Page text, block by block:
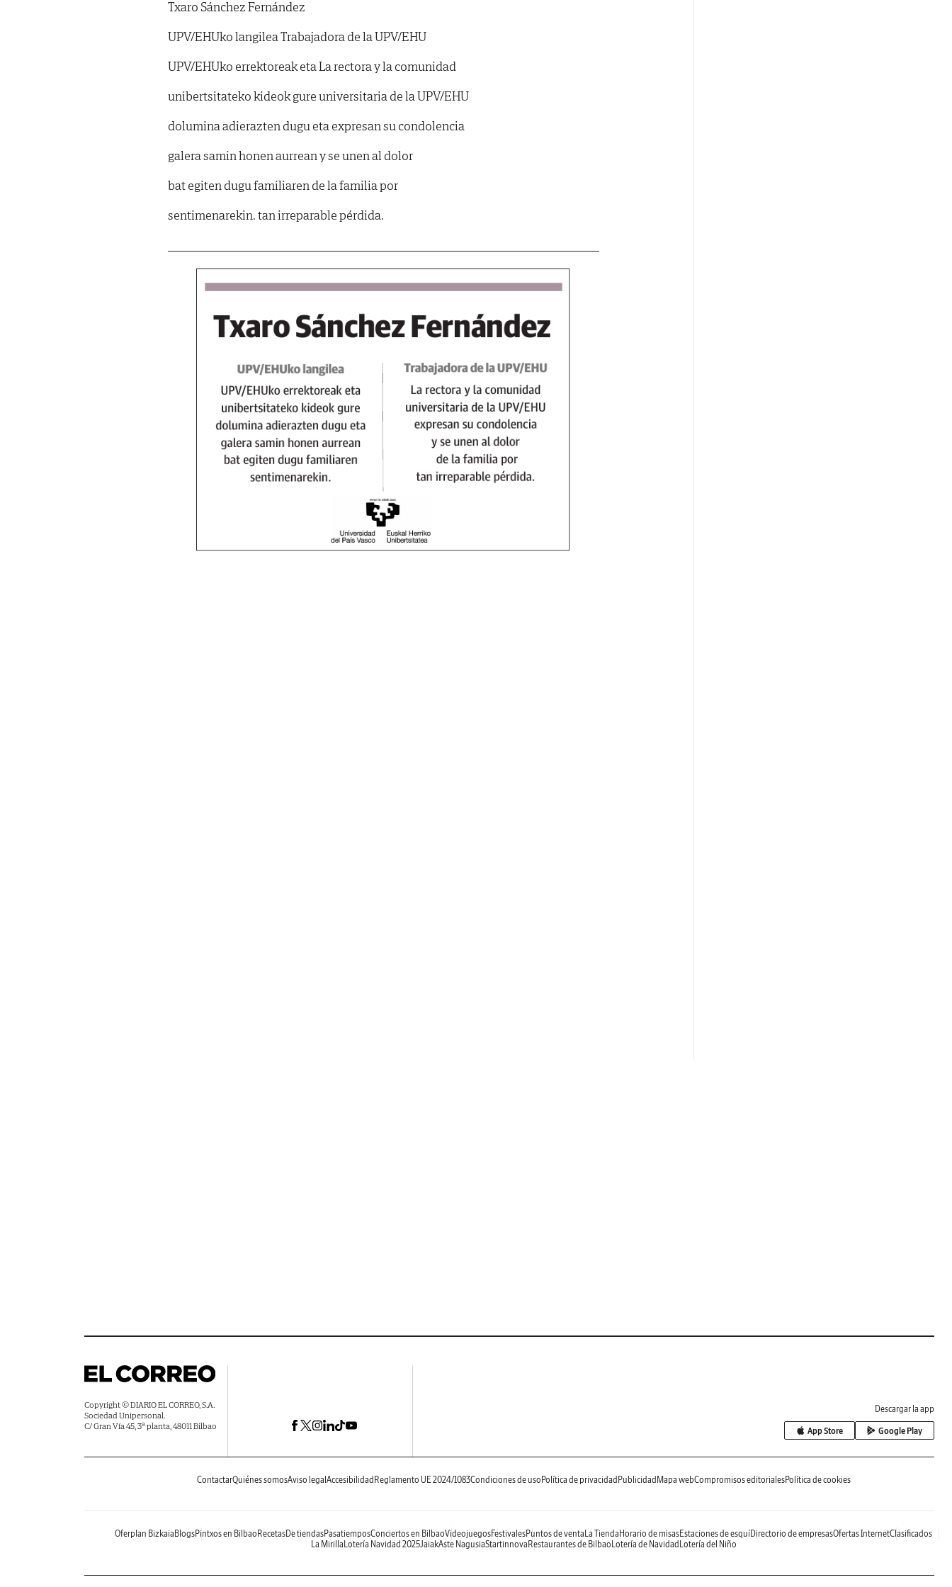
Txaro Sánchez Fernández
UPV/EHUko langilea Trabajadora de la UPV/EHU
UPV/EHUko errektoreak eta La rectora y la comunidad
unibertsitateko kideok gure universitaria de la UPV/EHU
dolumina adierazten dugu eta expresan su condolencia
galera samin honen aurrean y se unen al dolor
bat egiten dugu familiaren de la familia por
sentimenarekin. tan irreparable pérdida.
Copyright © DIARIO EL CORREO, S.A.
Sociedad Unipersonal.
C/ Gran Vía 45, 3ª planta, 48011 Bilbao
Descargar la app
App Store Google Play
ContactarQuiénes somosAviso legal Accesibilidad Reglamento UE 2024/1083Condiciones de uso Política de privacidad Publicidad Mapa webCompromisos editorialesPolítica de cookies
Oferplan Bizkaia BlogsPintxos en Bilbao RecetasDe tiendasPasatiemposConciertos en BilbaoVideojuegosFestivalesPuntos de venta La Tienda Horario de misasEstaciones de esquíDirectorio de empresasOfertas InternetClasificados
La Mirilla Lotería Navidad 2025JaiakAste NagusiaStartinnova Restaurantes de Bilbao Lotería de Navidad Lotería del Niño